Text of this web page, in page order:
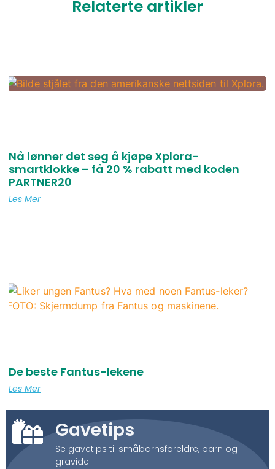
Relaterte artikler
Nå lønner det seg å kjøpe Xplora-
smartklokke – få 20 % rabatt med koden
PARTNER20
Les Mer
De beste Fantus-lekene
Les Mer
Gavetips
Se gavetips til småbarnsforeldre, barn og
gravide.